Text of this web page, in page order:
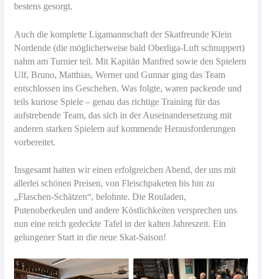
bestens gesorgt.
Auch die komplette Ligamannschaft der Skatfreunde Klein
Nordende (die möglicherweise bald Oberliga-Luft schnuppert)
nahm am Turnier teil. Mit Kapitän Manfred sowie den Spielern
Ulf, Bruno, Matthias, Werner und Gunnar ging das Team
entschlossen ins Geschehen. Was folgte, waren packende und
teils kuriose Spiele – genau das richtige Training für das
aufstrebende Team, das sich in der Auseinandersetzung mit
anderen starken Spielern auf kommende Herausforderungen
vorbereitet.
Insgesamt hatten wir einen erfolgreichen Abend, der uns mit
allerlei schönen Preisen, von Fleischpaketen bis hin zu
„Flaschen-Schätzen“, belohnte. Die Rouladen,
Putenoberkeulen und andere Köstlichkeiten versprechen uns
nun eine reich gedeckte Tafel in der kalten Jahreszeit. Ein
gelungener Start in die neue Skat-Saison!